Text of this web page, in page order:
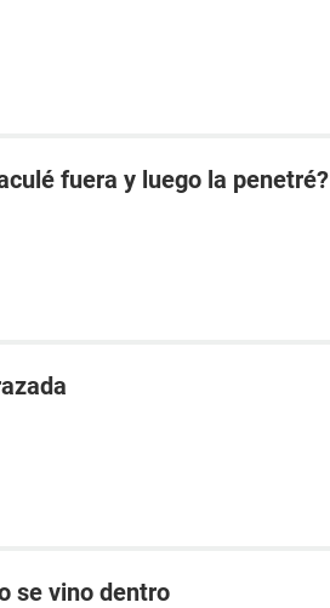
fuera y luego la penetré?
se vino dentro